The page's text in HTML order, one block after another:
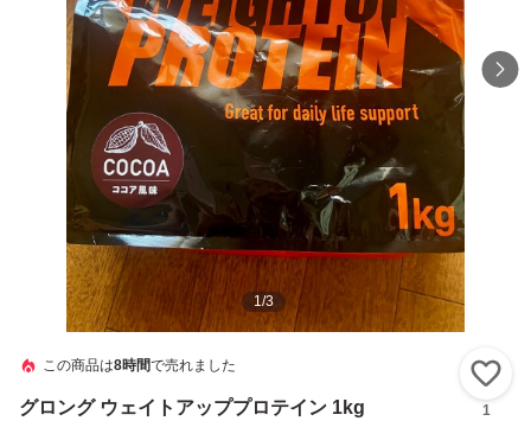
1/3
この商品は8時間で売れました
グロング ウェイトアッププロテイン 1kg 1